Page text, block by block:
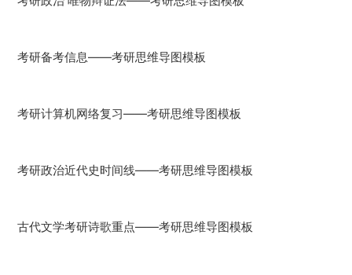
考研备考信息——考研思维导图模板
考研计算机网络复习——考研思维导图模板
考研政治近代史时间线——考研思维导图模板
古代文学考研诗歌重点——考研思维导图模板